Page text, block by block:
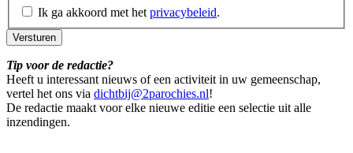
Ik ga akkoord met hetprivacybeleid.
Versturen
Tip voor de redactie?
Heeft u interessant nieuws of een activiteit in uw gemeenschap,
vertel het ons via dichtbij@2parochies.nl!
De redactie maakt voor elke nieuwe editie een selectie uit alle
inzendingen.